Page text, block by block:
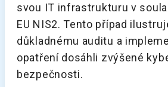
svou IT infrastrukturu v
EU NIS2. Tento případ
důkladnému auditu a
opatření dosáhli zvýšené
bezpečnosti.